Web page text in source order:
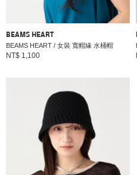
BEAMS HEART
BEAMS HEART / 女裝 寬帽緣 水桶帽
NT$ 1,100